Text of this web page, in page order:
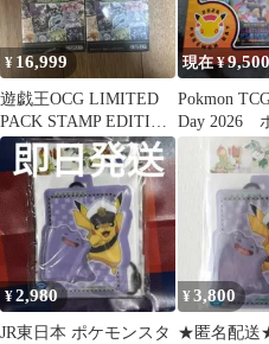
¥ 16,999
遊戯王OCG LIMITED
PACK STAMP EDITION
シュリンク付
現在 ¥9,500
Pokmon
Day 2026
¥2,980
JR東日本 ポケモンスタ
¥3,800
★匿名配送